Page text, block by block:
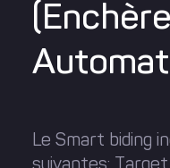
Le Smart biding